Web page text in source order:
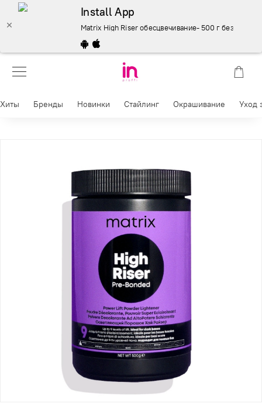
Install App
Matrix High Riser обесцвечивание- 500 г без тона –
Хиты Бренды Новинки Стайлинг Окрашивание Уход